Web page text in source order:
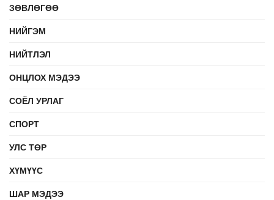
ЗӨВЛӨГӨӨ
НИЙГЭМ
НИЙТЛЭЛ
ОНЦЛОХ МЭДЭЭ
СОЁЛ УРЛАГ
СПОРТ
УЛС ТӨР
ХҮМҮҮС
ШАР МЭДЭЭ